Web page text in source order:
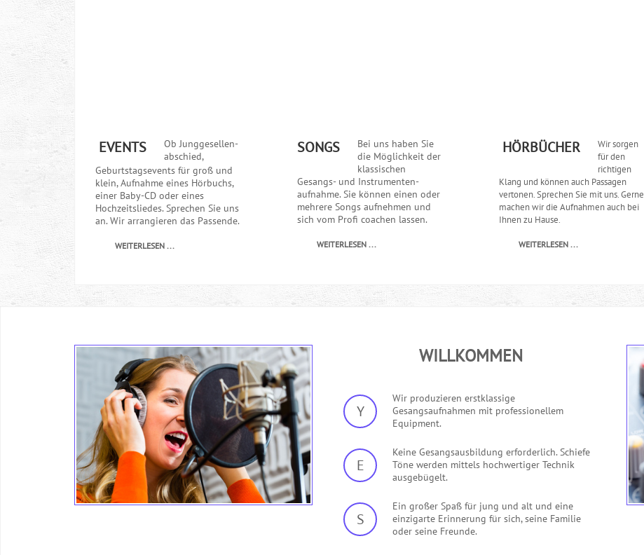
EVENTS
Ob Junggesellen-
abschied,
Geburtstagsevents für groß und
klein, Aufnahme eines Hörbuchs,
einer Baby-CD oder eines
Hochzeitsliedes. Sprechen Sie uns
an. Wir arrangieren das Passende.
WEITERLESEN ...
SONGS
Bei uns haben Sie
die Möglichkeit der
klassischen
Gesangs- und Instrumenten-
aufnahme. Sie können einen oder
mehrere Songs aufnehmen und
sich vom Profi coachen lassen.
WEITERLESEN ...
HÖRBÜCHER
Wir sorgen
für den
richtigen
Klang und können auch Passagen
vertonen. Sprechen Sie mit uns. Gerne
machen wir die Aufnahmen auch bei
Ihnen zu Hause.
WEITERLESEN ...
WILLKOMMEN
Y
Wir produzieren erstklassige
Gesangsaufnahmen mit professionellem
Equipment.
E
Keine Gesangsausbildung erforderlich. Schiefe
Töne werden mittels hochwertiger Technik
ausgebügelt.
S
Ein großer Spaß für jung und alt und eine
einzigarte Erinnerung für sich, seine Familie
oder seine Freunde.